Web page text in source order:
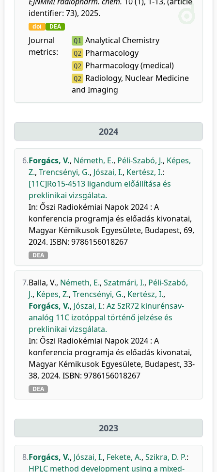
identifier: 73), 2025.
doi DEA
Journal
metrics:
Q1 Analytical Chemistry
Q2 Pharmacology
Q2 Pharmacology (medical)
Q2 Radiology, Nuclear Medicine
and Imaging
2024
6.Forgács, V., Németh, E., Péli-Szabó, J., Képes,
Z., Trencsényi, G., Jószai, I., Kertész, I.:
[11C]Ro15-4513 ligandum előállítása és
preklinikai vizsgálata.
In: Őszi Radiokémiai Napok 2024 : A
konferencia programja és előadás kivonatai,
Magyar Kémikusok Egyesülete, Budapest, 69,
2024. ISBN: 9786156018267
DEA
7.Balla, V., Németh, E., Szatmári, I., Péli-Szabó,
J., Képes, Z., Trencsényi, G., Kertész, I.,
Forgács, V., Jószai, I.: Az SzR72 kinurénsav-
analóg 11C izotóppal történő jelzése és
preklinikai vizsgálata.
In: Őszi Radiokémiai Napok 2024 : A
konferencia programja és előadás kivonatai,
Magyar Kémikusok Egyesülete, Budapest, 33-
38, 2024. ISBN: 9786156018267
DEA
2023
8.Forgács, V., Jószai, I., Fekete, A., Szikra, D. P.:
HPLC method development using a mixed-